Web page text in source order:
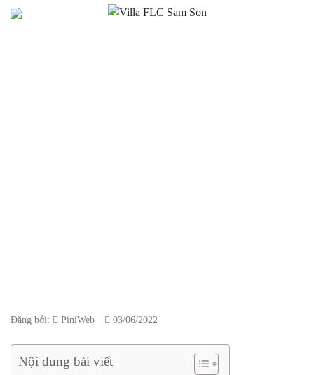
Đăng bởi: PiniWeb 03/06/2022
Nội dung bài viết